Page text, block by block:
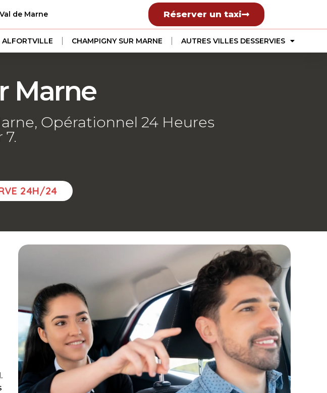
Val de Marne Réserver un taxi
ALFORTVILLE CHAMPIGNY SUR MARNE AUTRES VILLES DESSERVIES
Marne
Opérationnel 24 Heures
24H/24